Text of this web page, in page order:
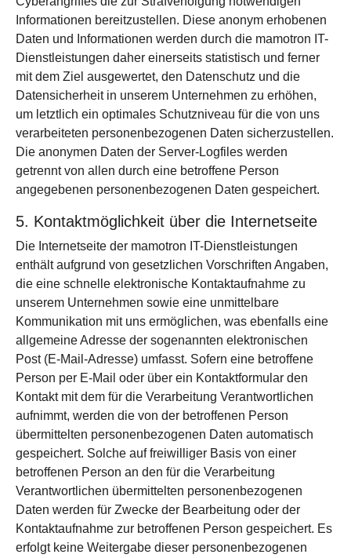
Informationen bereitzustellen. Diese anonym erhobenen
Daten und Informationen werden durch die mamotron IT-
Dienstleistungen daher einerseits statistisch und ferner
mit dem Ziel ausgewertet, den Datenschutz und die
Datensicherheit in unserem Unternehmen zu erhöhen,
um letztlich ein optimales Schutzniveau für die von uns
verarbeiteten personenbezogenen Daten sicherzustellen.
Die anonymen Daten der Server-Logfiles werden
getrennt von allen durch eine betroffene Person
angegebenen personenbezogenen Daten gespeichert.
5. Kontaktmöglichkeit über die Internetseite
Die Internetseite der mamotron IT-Dienstleistungen
enthält aufgrund von gesetzlichen Vorschriften Angaben,
die eine schnelle elektronische Kontaktaufnahme zu
unserem Unternehmen sowie eine unmittelbare
Kommunikation mit uns ermöglichen, was ebenfalls eine
allgemeine Adresse der sogenannten elektronischen
Post (E-Mail-Adresse) umfasst. Sofern eine betroffene
Person per E-Mail oder über ein Kontaktformular den
Kontakt mit dem für die Verarbeitung Verantwortlichen
aufnimmt, werden die von der betroffenen Person
übermittelten personenbezogenen Daten automatisch
gespeichert. Solche auf freiwilliger Basis von einer
betroffenen Person an den für die Verarbeitung
Verantwortlichen übermittelten personenbezogenen
Daten werden für Zwecke der Bearbeitung oder der
Kontaktaufnahme zur betroffenen Person gespeichert. Es
erfolgt keine Weitergabe dieser personenbezogenen